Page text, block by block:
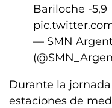
Bariloche -5,9
— SMN
Durante la
estaciones de